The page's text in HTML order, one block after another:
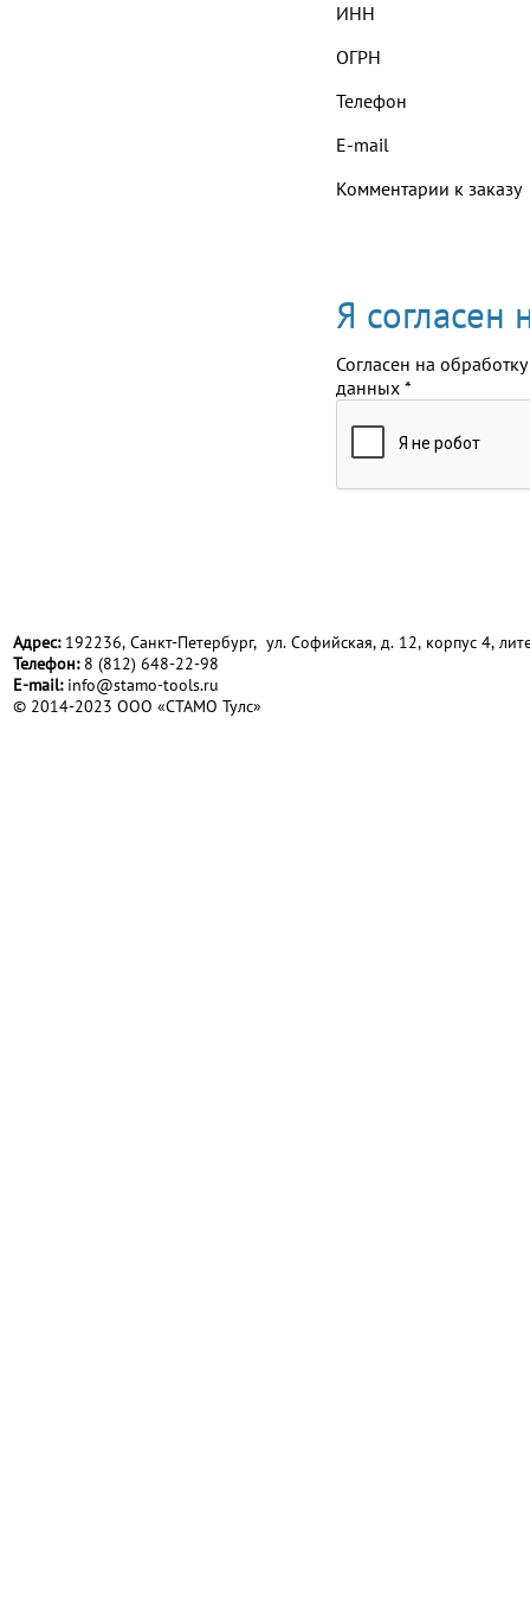
ИНН
ОГРН
Телефон
E-mail
Комментарии к заказу
Я согласен
Согласен на обработку
данных *
Адрес:192236, Санкт-Петербург, ул. Софийская, д. 12, корпус 4,
Телефон:8 (812) 648-22-98
Е-mail: info@stamo-tools.ru
© 2014-2023 ООО «СТАМО Тулс»